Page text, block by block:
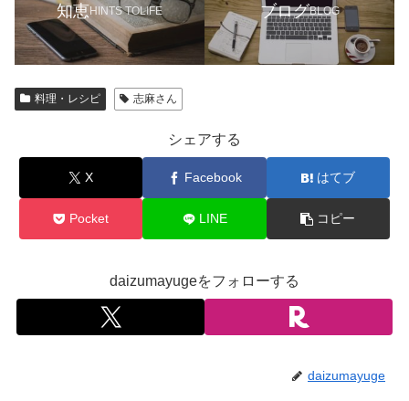
知恵HINTS TOLIFE ブログBLOG
料理・レシピ 志麻さん
シェアする
X Facebook はてブ
Pocket LINE コピー
daizumayugeをフォローする
daizumayuge